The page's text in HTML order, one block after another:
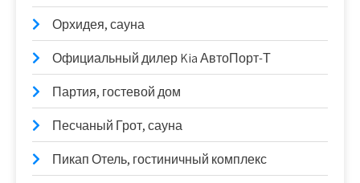
Орхидея, сауна
Официальный дилер Kia АвтоПорт-Т
Партия, гостевой дом
Песчаный Грот, сауна
Пикап Отель, гостиничный комплекс